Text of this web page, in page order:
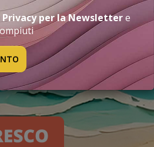
per la Newslettere